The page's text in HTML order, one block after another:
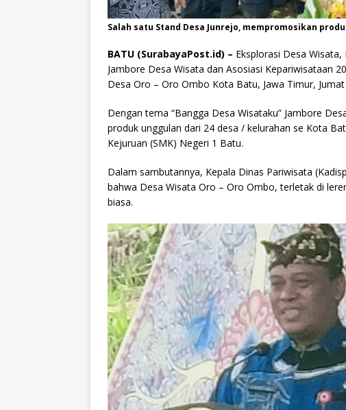
Salah satu Stand Desa Junrejo, mempromosikan
BATU (SurabayaPost.id) – Eksplorasi Desa
Jambore Desa Wisata dan Asosiasi Kepariwisataan
Desa Oro – Oro Ombo Kota Batu, Jawa Timur,
Dengan tema “Bangga Desa Wisataku” Jambore
produk unggulan dari 24 desa / kelurahan se Kota
Kejuruan (SMK) Negeri 1 Batu.
Dalam sambutannya, Kepala Dinas Pariwisata
bahwa Desa Wisata Oro – Oro Ombo, terletak di
biasa.